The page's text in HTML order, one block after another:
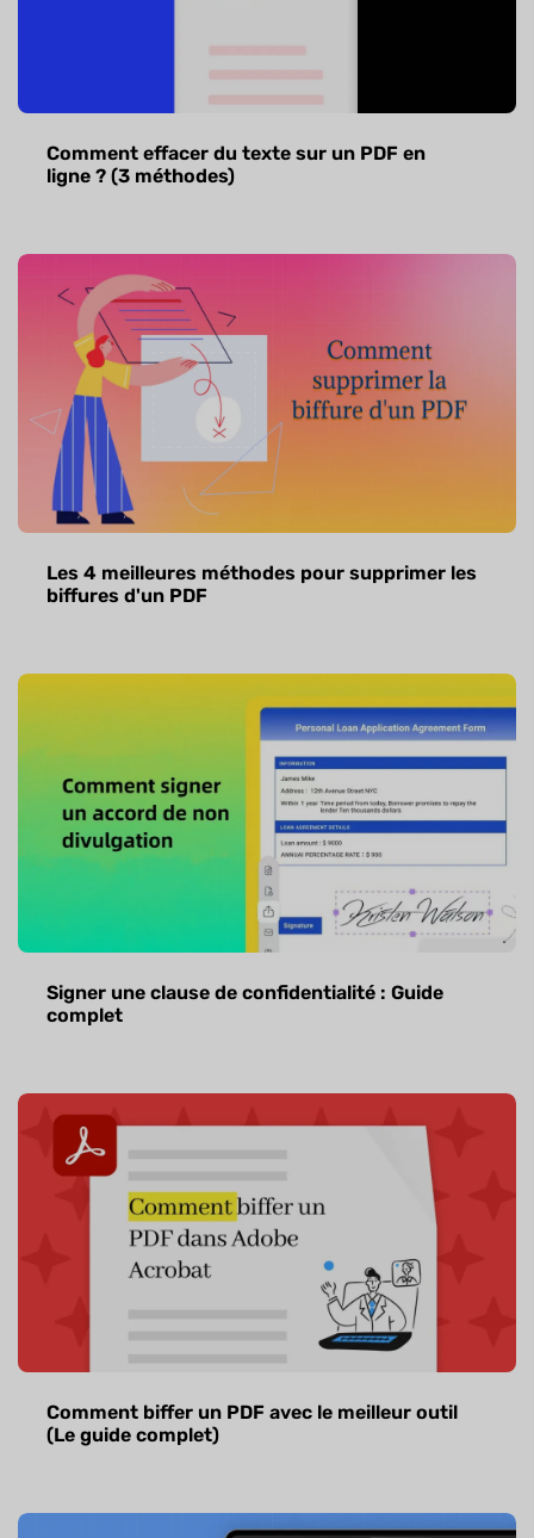
Comment effacer du texte sur un PDF en
ligne ? (3 méthodes)
Les 4 meilleures méthodes pour supprimer les
biffures d'un PDF
Signer une clause de confidentialité : Guide
complet
Comment biffer un PDF avec le meilleur outil
(Le guide complet)